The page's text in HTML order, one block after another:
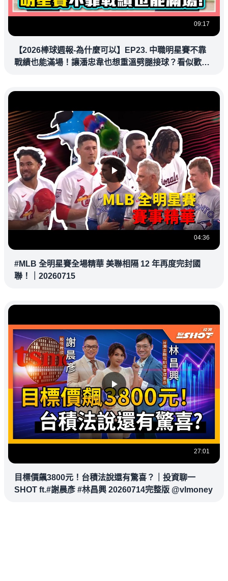
09:17
【2026棒球週報-為什麼可以】EP23. 中職明星賽不靠
戰績也能滿場！讓潘忠韋也想重溫劈腿接球？看似歡樂
04:36
#MLB 全明星賽全場精華 美聯相隔 12 年再度完封國
聯！｜20260715
27:01
目標價飆3800元！台積法說還有驚喜？｜投資聊一
SHOT ft.#謝晨彥 #林昌興 20260714完整版 @vlmoney